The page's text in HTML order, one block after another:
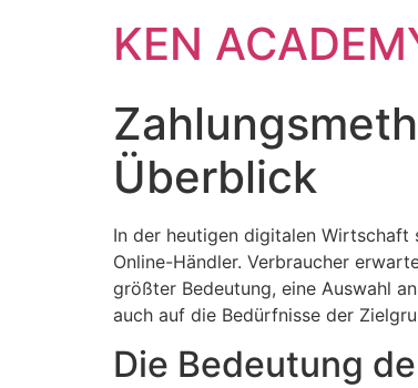
KEN
Überblick
In der heutigen digitalen Wirtschaft
Online-Händler. Verbraucher
größter Bedeutung, eine Auswahl
auch auf die Bedürfnisse der
Die Bedeutung